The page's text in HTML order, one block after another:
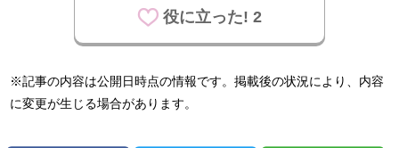
役に立った! 2
※記事の内容は公開日時点の情報です。掲載後の状況により、内容
に変更が生じる場合があります。